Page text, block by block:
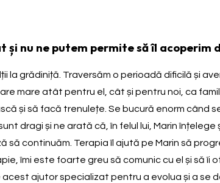
nu ne putem permite să îl acoperim
la grădiniță. Traversăm o perioadă dificilă și
mare atât pentru el, cât și pentru noi, ca
și să facă trenulețe. Se bucură enorm
dragi și ne arată că, în felul lui, Marin
continuăm. Terapia îl ajută pe Marin să
îmi este foarte greu să comunic cu el și să
ajutor specializat pentru a evolua și a se